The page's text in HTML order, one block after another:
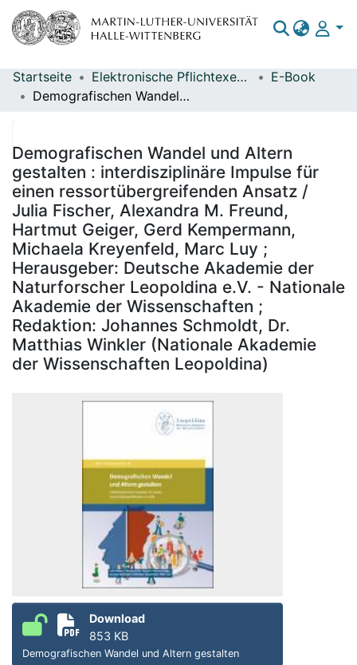
Bereiche & Sammlungen
Statistiken
Startseite Elektronische Pflichtexemplare
E-Book
Demografischen Wandel und Altern gestalten : interdisziplinäre Impulse für einen ressortübergreifenden Ansatz / Julia Fischer, Alexandra M. Freund, Hartmut Geiger, Gerd Kempermann, Michaela Kreyenfeld, Marc Luy ; Herausgeber: Deutsche Akademie der Naturforscher Leopoldina e.V. - Nationale Akademie der Wissenschaften ; Redaktion: Johannes Schmoldt, Dr. Matthias Winkler (Nationale Akademie der Wissenschaften Leopoldina)
Demografischen Wandel und Altern
gestalten : interdisziplinäre Impulse für
einen ressortübergreifenden Ansatz /
Julia Fischer, Alexandra M. Freund,
Hartmut Geiger, Gerd Kempermann,
Michaela Kreyenfeld, Marc Luy ;
Herausgeber: Deutsche Akademie der
Naturforscher Leopoldina e.V. - Nationale
Akademie der Wissenschaften ;
Redaktion: Johannes Schmoldt, Dr.
Matthias Winkler (Nationale Akademie
der Wissenschaften Leopoldina)
Download
853 KB
Demografischen Wandel und Altern gestalten